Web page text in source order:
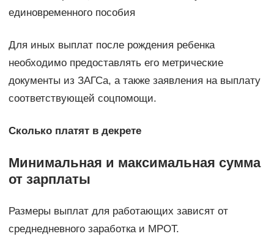
единовременного пособия
Для иных выплат после рождения ребенка
необходимо предоставлять его метрические
документы из ЗАГСа, а также заявления на выплату
соответствующей соцпомощи.
Сколько платят в декрете
Минимальная и максимальная сумма
от зарплаты
Размеры выплат для работающих зависят от
среднедневного заработка и МРОТ.